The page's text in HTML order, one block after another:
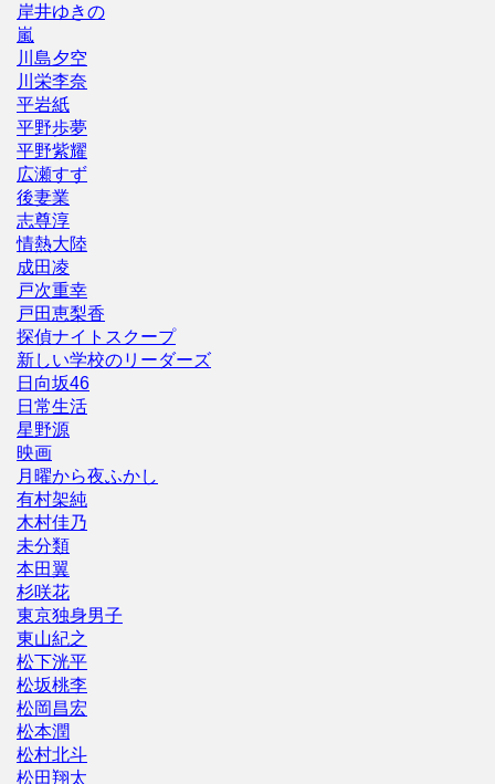
岸井ゆきの
嵐
川島夕空
川栄李奈
平岩紙
平野歩夢
平野紫耀
広瀬すず
後妻業
志尊淳
情熱大陸
成田凌
戸次重幸
戸田恵梨香
探偵ナイトスクープ
新しい学校のリーダーズ
日向坂46
日常生活
星野源
映画
月曜から夜ふかし
有村架純
木村佳乃
未分類
本田翼
杉咲花
東京独身男子
東山紀之
松下洸平
松坂桃李
松岡昌宏
松本潤
松村北斗
松田翔太